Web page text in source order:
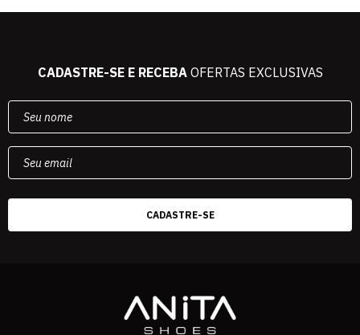
CADASTRE-SE E RECEBAOFERTAS EXCLUSIVAS